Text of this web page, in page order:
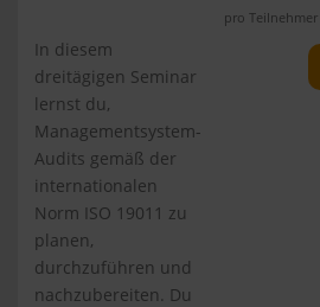
In diesem
dreitägigen Seminar
lernst du,
Managementsystem-
Audits gemäß der
internationalen
Norm ISO 19011 zu
planen,
durchzuführen und
nachzubereiten. Du
pro Teilnehmer